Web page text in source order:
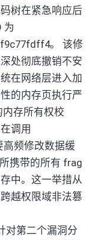
树在紧急响应后
为
。 该修
处彻底撤销不安
在网络层进入加
的内存页执行严
存所有权校
调用
频修改数据缓
携带的所有 frag
中。这一举措从
越权限域非法篡
对第二个漏洞分